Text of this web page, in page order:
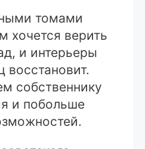
томами
хочется верить
и интерьеры
восстановит.
собственнику
и побольше